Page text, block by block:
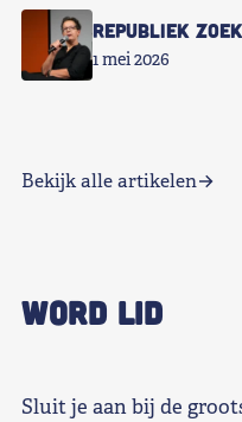
Republiek
1 mei 2026
Bekijk alle artikelen
WORD LID
Sluit je aan bij de